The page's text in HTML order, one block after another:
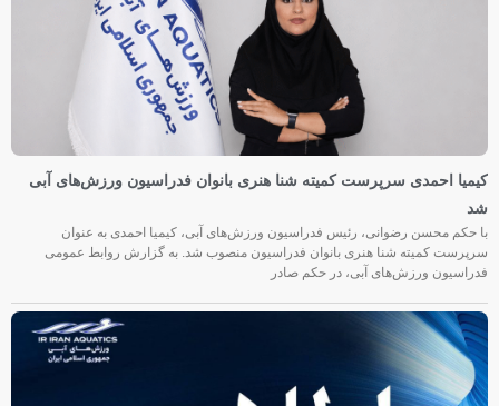
کیمیا احمدی سرپرست کمیته شنا هنری بانوان فدراسیون ورزش‌های آبی
شد
با حکم محسن رضوانی، رئیس فدراسیون ورزش‌های آبی، کیمیا احمدی به عنوان
سرپرست کمیته شنا هنری بانوان فدراسیون منصوب شد. به گزارش روابط عمومی
فدراسیون ورزش‌های آبی، در حکم صادر